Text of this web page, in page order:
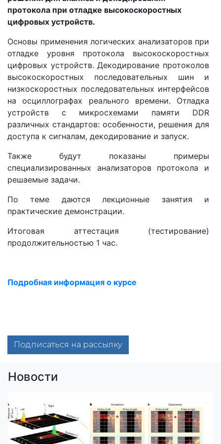
протокола при отладке высокоскоростных
цифровых устройств.
Основы применения логических анализаторов при
отладке уровня протокола высокоскоростных
цифровых устройств. Декодирование протоколов
высокоскоростных последовательных шин и
низкоскоростных последовательных интерфейсов
на осциллографах реального времени. Отладка
устройств с микросхемами памяти DDR
различных стандартов: особенности, решения для
доступа к сигналам, декодирование и запуск.
Также будут показаны примеры
специализированных анализаторов протокола и
решаемые задачи.
По теме даются лекционные занятия и
практические демонстрации.
Итоговая аттестация (тестирование)
продолжительностью 1 час.
Подробная информация о курсе
Подписаться на рассылку
Новости